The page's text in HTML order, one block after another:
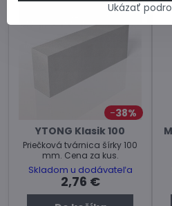
38%
YTONG Klasik 100
Priečková tvárnica šírky 100
mm. Cena za kus.
Skladom u dodávateľa
2,76 €
Ukázať